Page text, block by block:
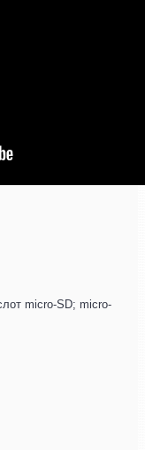
micro-SD; micro-